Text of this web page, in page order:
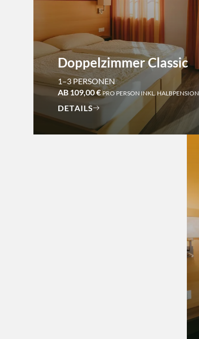
Doppelzimmer Classic
1–3 PERSONEN
AB 109,00 €PRO PERSON INKL. HALBPENSION
DETAILS